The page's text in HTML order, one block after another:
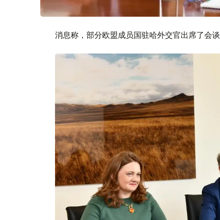
消息称，部分欧盟成员国驻哈外交官出席了会